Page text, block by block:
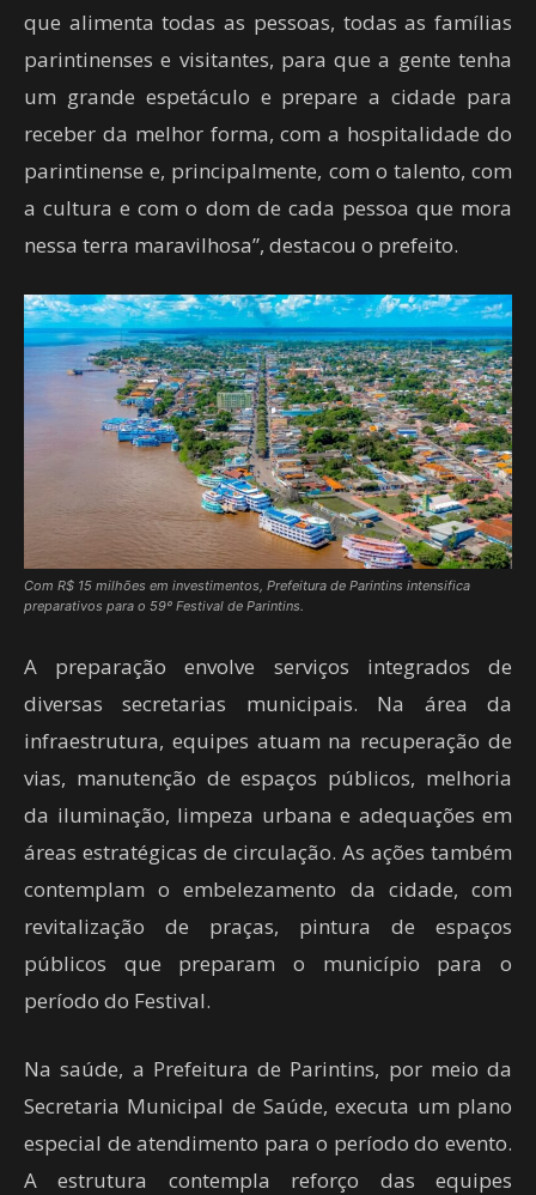
que alimenta todas as pessoas, todas as famílias
parintinenses e visitantes, para que a gente tenha
um grande espetáculo e prepare a cidade para
receber da melhor forma, com a hospitalidade do
parintinense e, principalmente, com o talento, com
a cultura e com o dom de cada pessoa que mora
nessa terra maravilhosa”, destacou o prefeito.
Com R$ 15 milhões em investimentos, Prefeitura de Parintins intensifica
preparativos para o 59º Festival de Parintins.
A preparação envolve serviços integrados de
diversas secretarias municipais. Na área da
infraestrutura, equipes atuam na recuperação de
vias, manutenção de espaços públicos, melhoria
da iluminação, limpeza urbana e adequações em
áreas estratégicas de circulação. As ações também
contemplam o embelezamento da cidade, com
revitalização de praças, pintura de espaços
públicos que preparam o município para o
período do Festival.
Na saúde, a Prefeitura de Parintins, por meio da
Secretaria Municipal de Saúde, executa um plano
especial de atendimento para o período do evento.
A estrutura contempla reforço das equipes